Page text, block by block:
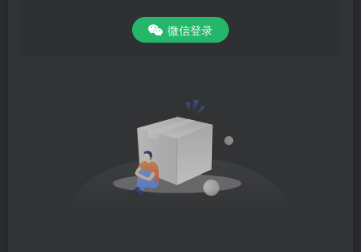
微信登录